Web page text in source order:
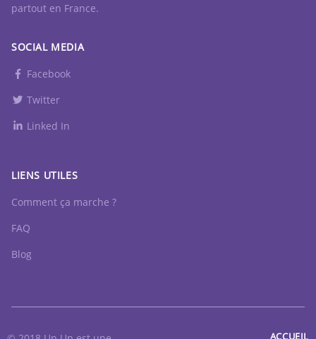
partout en France.
SOCIAL MEDIA
Facebook
Twitter
Linked In
LIENS UTILES
Comment ça marche ?
FAQ
Blog
ACCUEIL